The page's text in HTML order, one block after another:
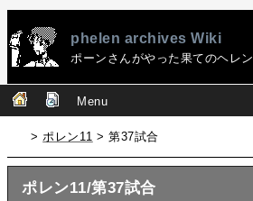
phelen archives Wiki
ポーンさんがやった果てのヘレン
Menu
>ポレン11 > 第37試合
ポレン11/第37試合